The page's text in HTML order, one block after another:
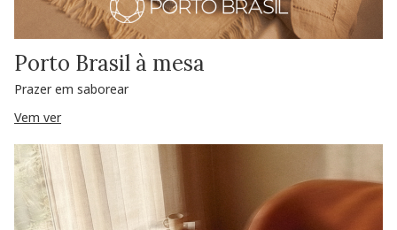
Porto Brasil à mesa
Prazer em saborear
Vem ver